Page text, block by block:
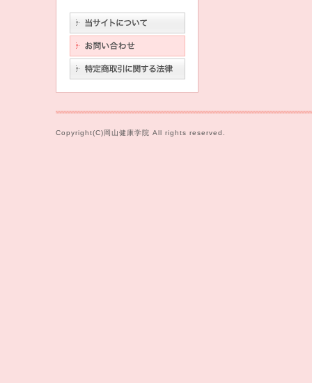
Copyright(C)岡山健康学院 All rights reserved.